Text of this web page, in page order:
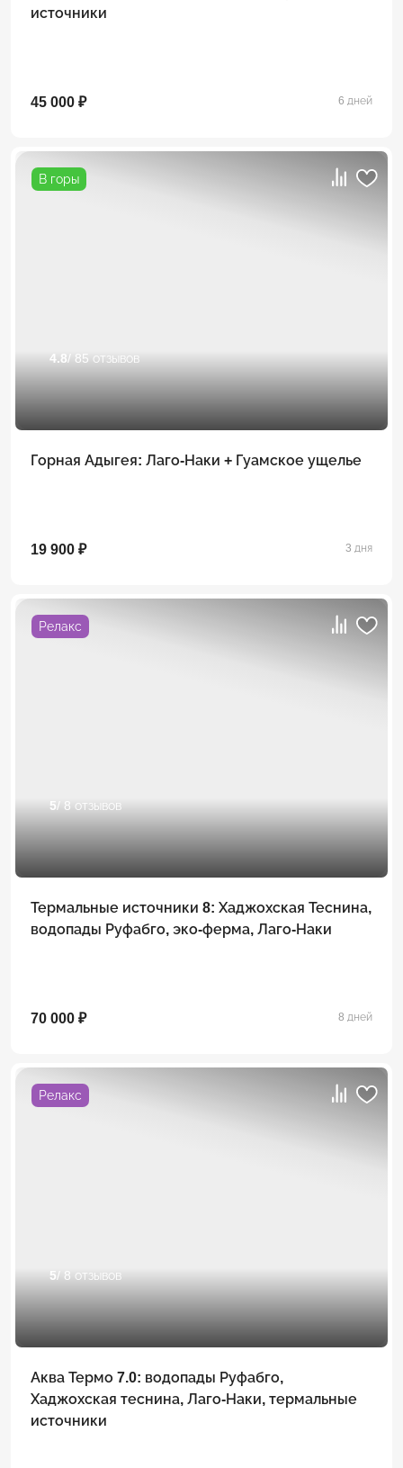
источники
45 000 ₽ 6 дней
В горы
4.8/ 85 отзывов
Горная Адыгея: Лаго-Наки + Гуамское ущелье
19 900 ₽ 3 дня
Релакс
5/ 8 отзывов
Термальные источники 8: Хаджохская Теснина,
водопады Руфабго, эко-ферма, Лаго-Наки
70 000 ₽ 8 дней
Релакс
5/ 8 отзывов
Аква Термо 7.0: водопады Руфабго,
Хаджохская теснина, Лаго-Наки, термальные
источники